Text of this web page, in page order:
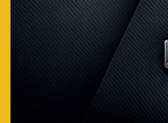
Bezoek de